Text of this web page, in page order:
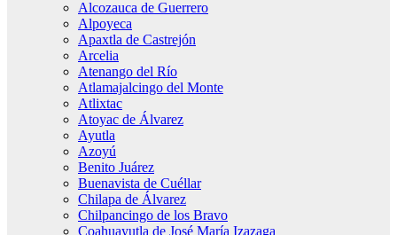
Alcozauca de Guerrero
Alpoyeca
Apaxtla de Castrejón
Arcelia
Atenango del Río
Atlamajalcingo del Monte
Atlixtac
Atoyac de Álvarez
Ayutla
Azoyú
Benito Juárez
Buenavista de Cuéllar
Chilapa de Álvarez
Chilpancingo de los Bravo
Coahuayutla de José María Izazaga